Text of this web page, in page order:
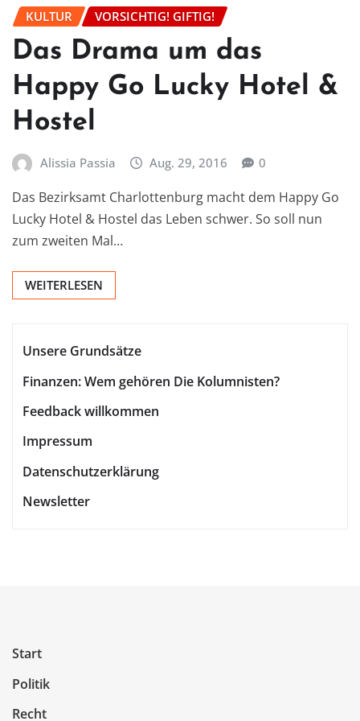
KULTUR VORSICHTIG! GIFTIG!
Das Drama um das
Happy Go Lucky Hotel &
Hostel
Alissia Passia Aug. 29, 2016 0
Das Bezirksamt Charlottenburg macht dem Happy Go
Lucky Hotel & Hostel das Leben schwer. So soll nun
zum zweiten Mal…
WEITERLESEN
Unsere Grundsätze
Finanzen: Wem gehören Die Kolumnisten?
Feedback willkommen
Impressum
Datenschutzerklärung
Newsletter
Start
Politik
Recht